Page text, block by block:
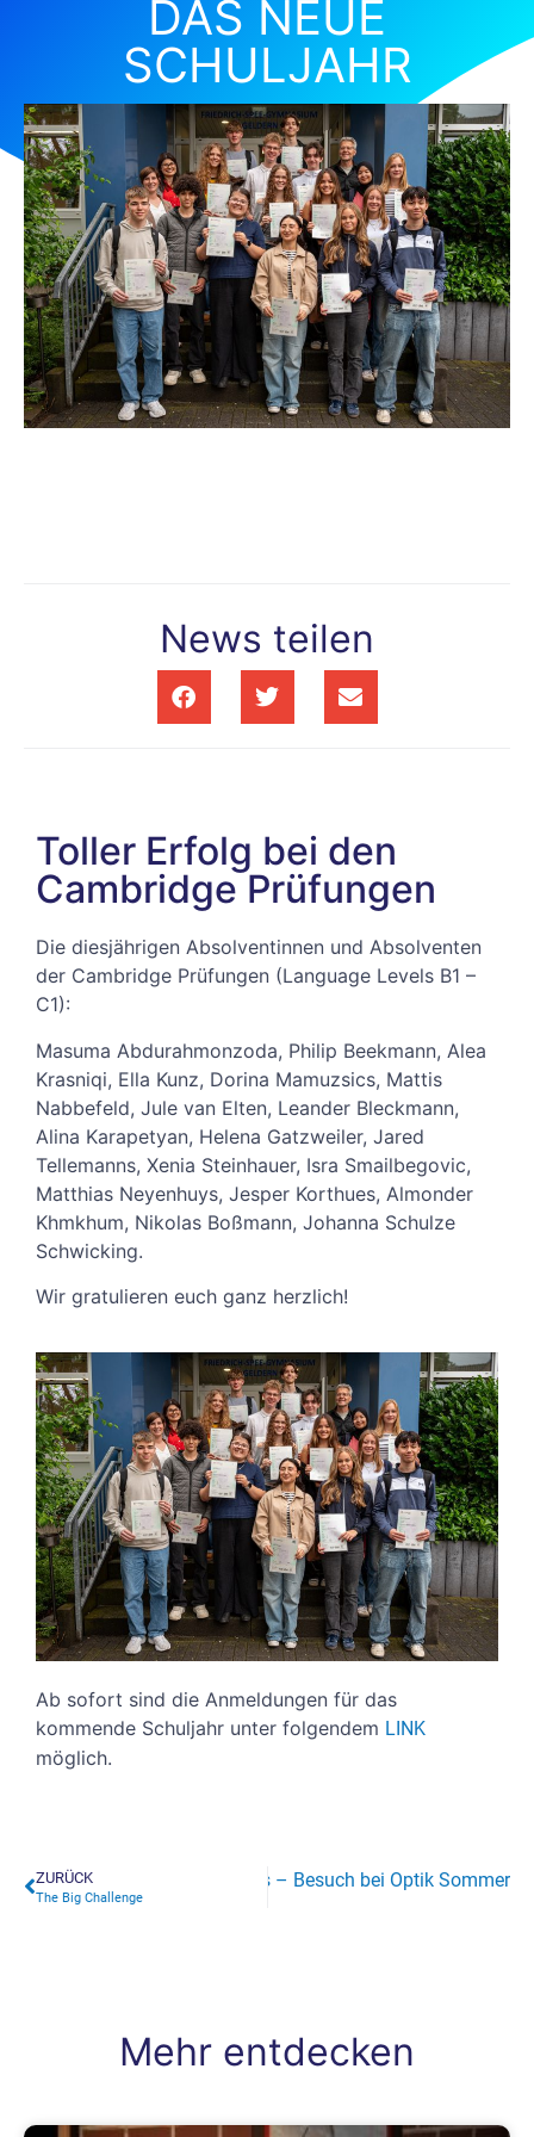
DAS NEUE
SCHULJAHR
Juni 16, 2026
News teilen
Toller Erfolg bei den
Cambridge Prüfungen
Die diesjährigen Absolventinnen und Absolventen
der Cambridge Prüfungen (Language Levels B1 –
C1):
Masuma Abdurahmonzoda, Philip Beekmann, Alea
Krasniqi, Ella Kunz, Dorina Mamuzsics, Mattis
Nabbefeld, Jule van Elten, Leander Bleckmann,
Alina Karapetyan, Helena Gatzweiler, Jared
Tellemanns, Xenia Steinhauer, Isra Smailbegovic,
Matthias Neyenhuys, Jesper Korthues, Almonder
Khmkhum, Nikolas Boßmann, Johanna Schulze
Schwicking.
Wir gratulieren euch ganz herzlich!
Ab sofort sind die Anmeldungen für das
kommende Schuljahr unter folgendem LINK
möglich.
ZURÜCK
The Big Challenge
Weiter Physik mal anders – Besuch bei Optik Sommer
Mehr entdecken